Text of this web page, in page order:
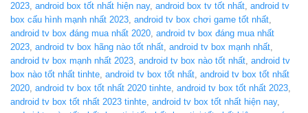
2023, android box tốt nhất hiện nay, android box tv tốt nhất, android tv
box cấu hình mạnh nhất 2023, android tv box chơi game tốt nhất,
android tv box đáng mua nhất 2020, android tv box đáng mua nhất
2023, android tv box hãng nào tốt nhất, android tv box mạnh nhất,
android tv box mạnh nhất 2023, android tv box nào tốt nhất, android tv
box nào tốt nhất tinhte, android tv box tốt nhất, android tv box tốt nhất
2020, android tv box tốt nhất 2020 tinhte, android tv box tốt nhất 2023,
android tv box tốt nhất 2023 tinhte, android tv box tốt nhất hiện nay,